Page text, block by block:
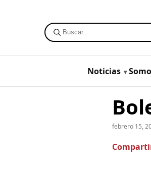
Noticias
febrero 15,